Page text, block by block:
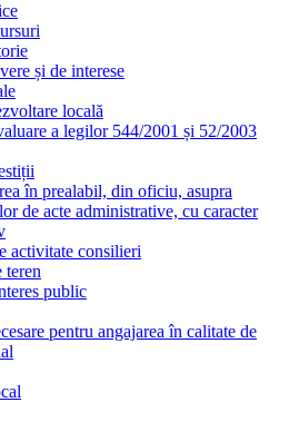
și de interese
locală
a legilor 544/2001 și 52/2003
în prealabil, din oficiu, asupra
de acte administrative, cu caracter
activitate consilieri
teren
public
pentru angajarea în calitate de